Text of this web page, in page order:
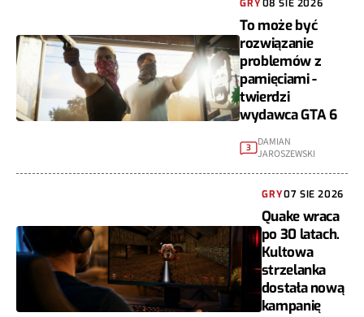
GRY08 SIE 2026
To może być
rozwiązanie
problemów z
pamięciami -
twierdzi
wydawca GTA 6
3 DAMIAN
JAROSZEWSKI
GRY07 SIE 2026
Quake wraca
po 30 latach.
Kultowa
strzelanka
dostała nową
kampanię